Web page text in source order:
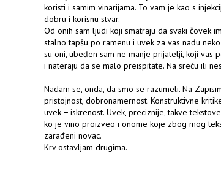
koristi i samim vinarijama. To vam je kao s
dobru i korisnu stvar.
Od onih sam ljudi koji smatraju da svaki čovek
stalno tapšu po ramenu i uvek za vas nađu
su oni, ubeđen sam ne manje prijatelji, koji
i nateraju da se malo preispitate. Na sreću ili
Nadam se, onda, da smo se razumeli. Na
pristojnost, dobronamernost. Konstruktivne
uvek − iskrenost. Uvek, preciznije, takve
ko je vino proizveo i onome koje zbog mog
zarađeni novac.
Krv ostavljam drugima.